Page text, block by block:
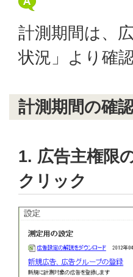
計測期間は、
状況」より確
計測期間の確
1. 広告主権限
クリック